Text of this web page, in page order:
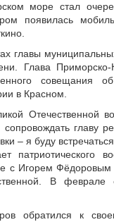
море стал
появилась
главы
Глава Приморско-
совещания об
в Красном.
Отечественной
главу
– я буду
патриотического
с Игорем
В феврале
обратился к